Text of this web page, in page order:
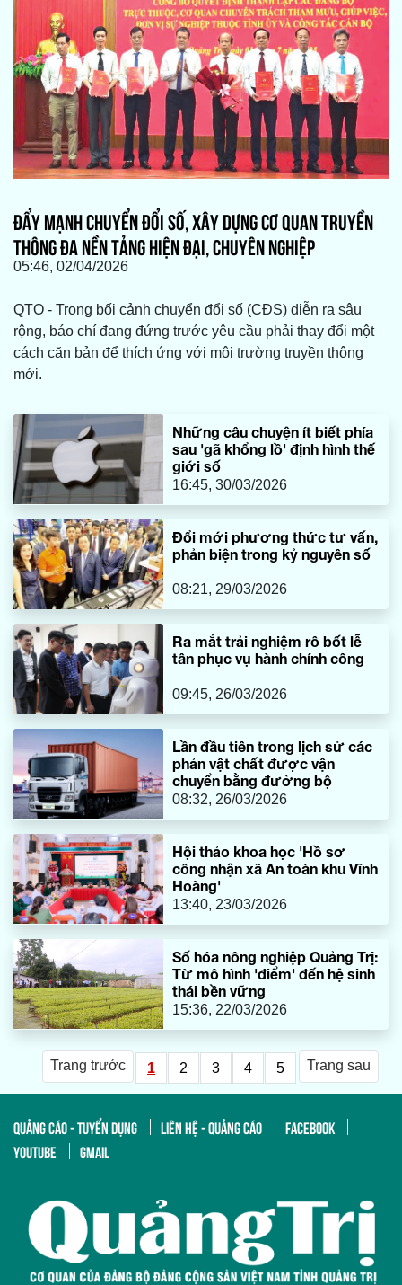
ĐẨY MẠNH CHUYỂN ĐỔI SỐ, XÂY DỰNG CƠ QUAN TRUYỀN
THÔNG ĐA NỀN TẢNG HIỆN ĐẠI, CHUYÊN NGHIỆP
05:46, 02/04/2026
QTO - Trong bối cảnh chuyển đổi số (CĐS) diễn ra sâu
rộng, báo chí đang đứng trước yêu cầu phải thay đổi một
cách căn bản để thích ứng với môi trường truyền thông
mới.
Những câu chuyện ít biết phía
sau 'gã khổng lồ' định hình thế
giới số
16:45, 30/03/2026
Đổi mới phương thức tư vấn,
phản biện trong kỷ nguyên số
08:21, 29/03/2026
Ra mắt trải nghiệm rô bốt lễ
tân phục vụ hành chính công
09:45, 26/03/2026
Lần đầu tiên trong lịch sử các
phản vật chất được vận
chuyển bằng đường bộ
08:32, 26/03/2026
Hội thảo khoa học 'Hồ sơ
công nhận xã An toàn khu Vĩnh
Hoàng'
13:40, 23/03/2026
Số hóa nông nghiệp Quảng Trị:
Từ mô hình 'điểm' đến hệ sinh
thái bền vững
15:36, 22/03/2026
Trang trước 1 2 3 4 5 Trang sau
QUẢNG CÁO - TUYỂN DỤNG LIÊN HỆ - QUẢNG CÁO
FACEBOOK
YOUTUBE
GMAIL